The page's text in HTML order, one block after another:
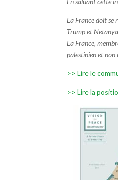
La France doit se
Trump et
La France,
palestinien et non
>> Lire le
>> Lire la